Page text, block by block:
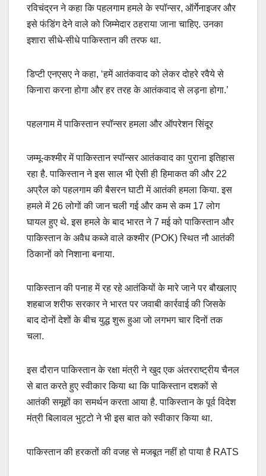
रविचंद्रन ने कहा कि पहलगाम हमले के स्पॉन्सर, ऑर्गेनाइजर और
इसे फंडिंग देने वाले को जिम्मेदार ठहराया जाना चाहिए. उनका
इशारा सीधे-सीधे पाकिस्तान की तरफ था.
डिप्टी एनएसए ने कहा, ‘हमें आतंकवाद को लेकर दोहरे रवैये से
किनारा करना होगा और हर तरह के आतंकवाद से लड़ना होगा.’
पहलगाम में पाकिस्तान स्पॉन्सर हमला और ऑपरेशन सिंदूर
जम्मू-कश्मीर में पाकिस्तान स्पॉन्सर आतंकवाद का पुराना इतिहास
रहा है. पाकिस्तान ने इस साल भी ऐसी ही हिमाकत की और 22
अप्रैल को पहलगाम की बैसरन घाटी में आतंकी हमला किया. इस
हमले में 26 लोगों की जान चली गई और कम से कम 17 लोग
घायल हुए थे. इस हमले के बाद भारत ने 7 मई को पाकिस्तान और
पाकिस्तान के अवैध कब्जे वाले कश्मीर (POK) स्थित नौ आतंकी
ठिकानों को निशाना बनाया.
पाकिस्तान की पनाह में रह रहे आतंकियों के मारे जाने पर बौखलाए
शहबाज शरीफ सरकार ने भारत पर जवाबी कार्रवाई की जिसके
बाद दोनों देशों के बीच युद्ध शुरू हुआ जो लगभग चार दिनों तक
चला.
इस दौरान पाकिस्तान के रक्षा मंत्री ने खुद एक अंतरराष्ट्रीय चैनल
से बात करते हुए स्वीकार किया था कि पाकिस्तान दशकों से
आतंकी समूहों का समर्थन करता आया है. पाकिस्तान के पूर्व विदेश
मंत्री बिलावल भुट्टो ने भी इस बात को स्वीकार किया था.
पाकिस्तान की हरकतों की वजह से मजबूत नहीं हो पाया है RATS